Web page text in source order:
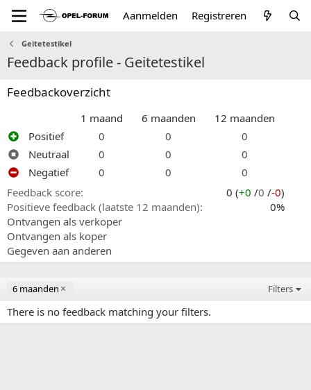
Aanmelden Registreren
Geitetestikel
Feedback profile - Geitetestikel
Feedbackoverzicht
1 maand 6 maanden
12 maanden
Positief
0 0
0
Neutraal
0 0
0
Negatief
0 0
0
Feedback score
0 (+0 /0 /-0)
Positieve feedback (laatste 12 maanden)
0%
Ontvangen als verkoper
Ontvangen als koper
Gegeven aan anderen
6 maanden Filters
There is no feedback matching your filters.